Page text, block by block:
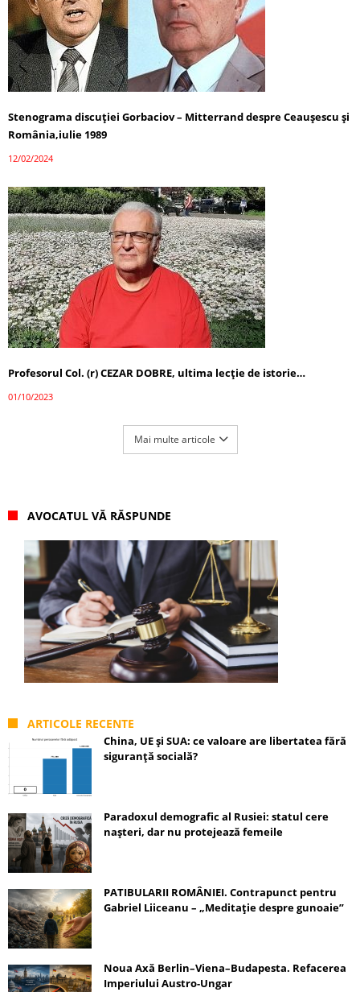
Stenograma discuției Gorbaciov – Mitterrand despre Ceaușescu și
România,iulie 1989
12/02/2024
Profesorul Col. (r) CEZAR DOBRE, ultima lecţie de istorie…
01/10/2023
Mai multe articole
AVOCATUL VĂ RĂSPUNDE
ARTICOLE RECENTE
China, UE și SUA: ce valoare are libertatea fără
siguranță socială?
Paradoxul demografic al Rusiei: statul cere
nașteri, dar nu protejează femeile
PATIBULARII ROMÂNIEI. Contrapunct pentru
Gabriel Liiceanu – „Meditație despre gunoaie”
Noua Axă Berlin–Viena–Budapesta. Refacerea
Imperiului Austro-Ungar